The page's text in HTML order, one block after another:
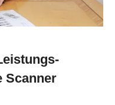
Scanner